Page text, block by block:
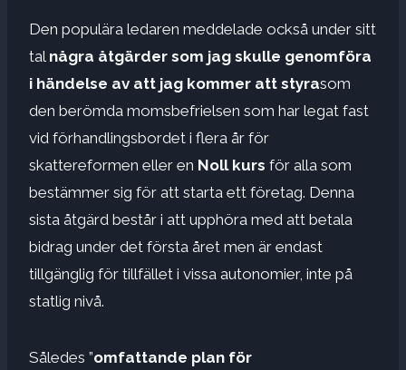
Den populära ledaren meddelade också under sitt
tal några åtgärder som jag skulle genomföra
i händelse av att jag kommer att styrasom
den berömda momsbefrielsen som har legat fast
vid förhandlingsbordet i flera år för
skattereformen eller en Noll kurs för alla som
bestämmer sig för att starta ett företag. Denna
sista åtgärd består i att upphöra med att betala
bidrag under det första året men är endast
tillgänglig för tillfället i vissa autonomier, inte på
statlig nivå.
Således ”omfattande plan för